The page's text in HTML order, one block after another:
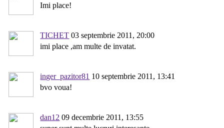
Imi place!
TICHET 03 septembrie 2011, 20:00
imi place ,am multe de invatat.
inger_pazitor81 10 septembrie 2011, 13:41
bvo voua!
dan12 09 decembrie 2011, 13:55